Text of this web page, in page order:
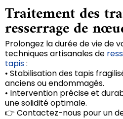
Traitement des
resserrage de
Prolongez la durée de vie de
techniques artisanales de
tapis:
• Stabilisation des tapis
anciens ou endommagés.
• Intervention précise et
une solidité optimale.
👉 Contactez-nous pour un